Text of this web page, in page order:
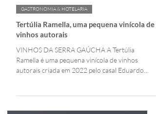
GASTRONOMIA & HOTELARIA
Tertúlia Ramella, uma pequena vinícola de
vinhos autorais
VINHOS DA SERRA GAÚCHA A Tertúlia
Ramella é uma pequena vinícola de vinhos
autorais criada em 2022 pelo casal Eduardo